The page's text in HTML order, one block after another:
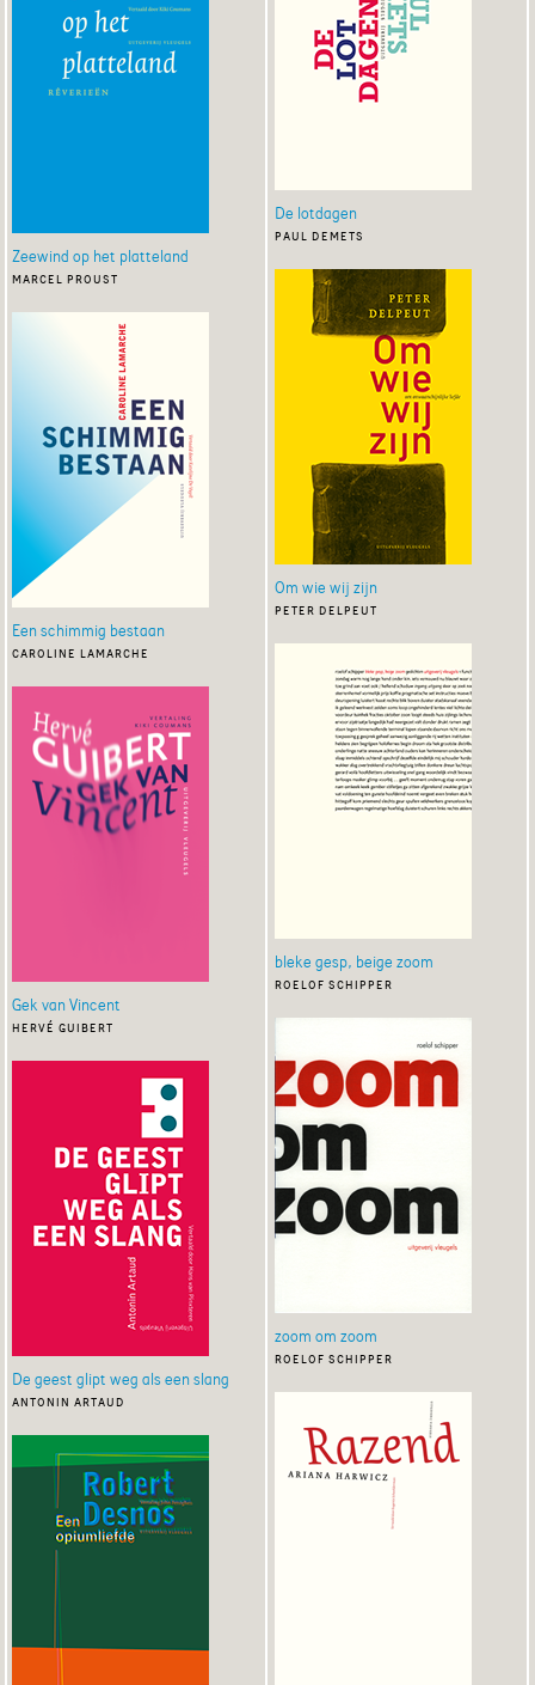
Zeewind op het platteland
marcel proust
Een schimmig bestaan
caroline lamarche
Gek van Vincent
hervé guibert
De geest glipt weg als een slang
antonin artaud
De lotdagen
paul demets
Om wie wij zijn
peter delpeut
bleke gesp, beige zoom
roelof schipper
zoom om zoom
roelof schipper